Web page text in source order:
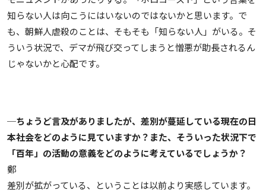
知らない人は向こうにはいないのではないかと思います。で
も、朝鮮人虐殺のことは、そもそも「知らない人」がいる。そ
ういう状況で、デマが飛び交ってしまうと憎悪が助長されるん
じゃないかと心配です。
─ちょうど言及がありましたが、差別が蔓延している現在の日
本社会をどのように見ていますか？また、そういった状況下で
「百年」の活動の意義をどのように考えているでしょうか？
鄭
差別が拡がっている、ということは以前より実感しています。